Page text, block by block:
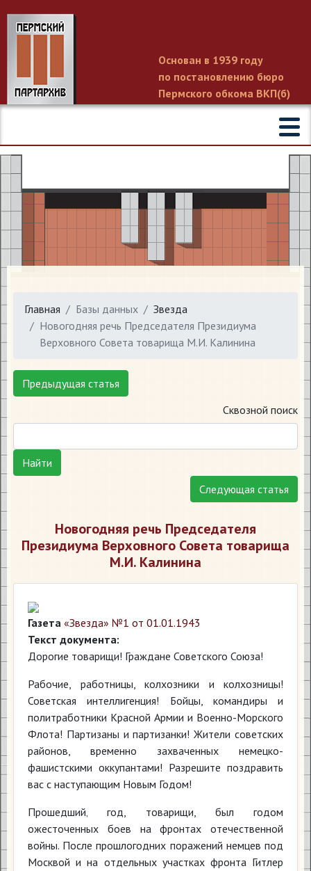
Основан в 1939 году
по постановлению бюро
Пермского обкома ВКП(б)
Главная Базы данных
Звезда
Новогодняя речь Председателя Президиума
Верховного Совета товарища М.И. Калинина
Предыдущая статья
Сквозной поиск
Найти
Следующая статья
Новогодняя речь Председателя
Президиума Верховного Совета товарища
М.И. Калинина
Газета «Звезда» №1 от 01.01.1943
Текст документа:
Дорогие товарищи! Граждане Советского Союза!
Рабочие, работницы, колхозники и колхозницы!
Советская интеллигенция! Бойцы, командиры и
политработники Красной Армии и Военно-Морского
Флота! Партизаны и партизанки! Жители советских
районов, временно захваченных немецко-
фашистскими оккупантами! Разрешите поздравить
вас с наступающим Новым Годом!
Прошедший‚ год, товарищи, был годом
ожесточенных боев на фронтах отечественной
войны. После прошлогодних поражений немцев под
Москвой и на отдельных участках фронта Гитлер